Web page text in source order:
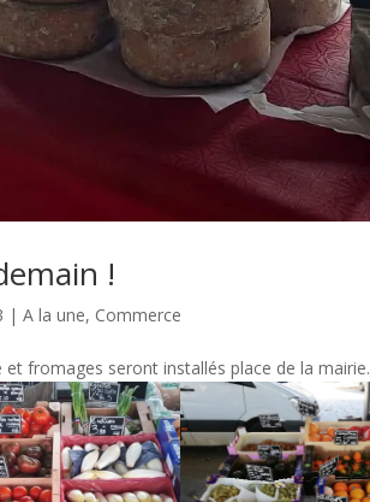
!
|A la une, Commerce
fromages seront installés place de la mairie.